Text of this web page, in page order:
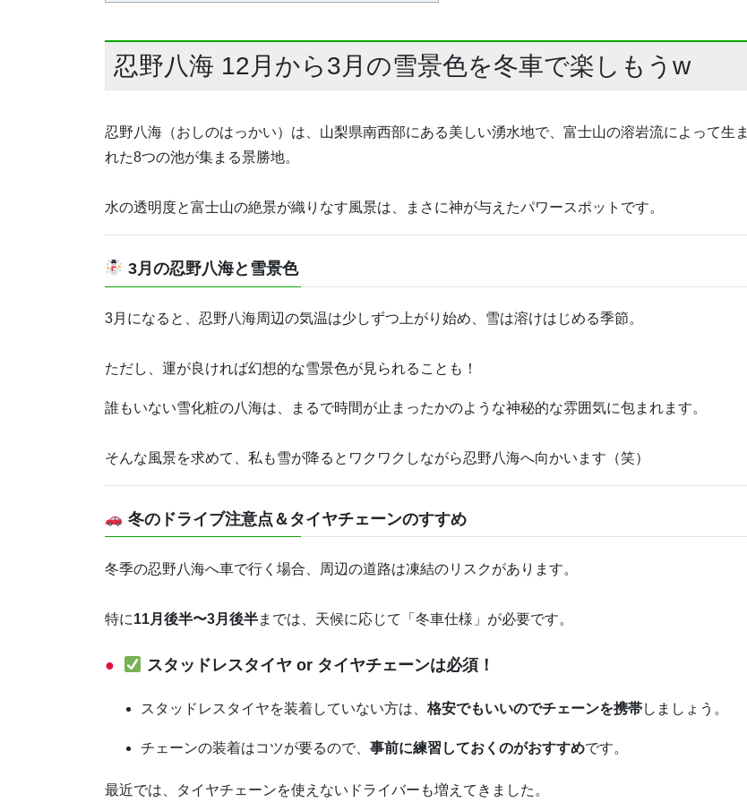
忍野八海 12月から3月の雪景色を冬車で楽しもうw
忍野八海（おしのはっかい）は、山梨県南西部にある美しい湧水地で、富士山の溶岩流によって生ま
れた8つの池が集まる景勝地。
水の透明度と富士山の絶景が織りなす風景は、まさに神が与えたパワースポットです。
3月の忍野八海と雪景色
3月になると、忍野八海周辺の気温は少しずつ上がり始め、雪は溶けはじめる季節。
ただし、運が良ければ幻想的な雪景色が見られることも！
誰もいない雪化粧の八海は、まるで時間が止まったかのような神秘的な雰囲気に包まれます。
そんな風景を求めて、私も雪が降るとワクワクしながら忍野八海へ向かいます（笑）
冬のドライブ注意点＆タイヤチェーンのすすめ
冬季の忍野八海へ車で行く場合、周辺の道路は凍結のリスクがあります。
特に11月後半〜3月後半までは、天候に応じて「冬車仕様」が必要です。
スタッドレスタイヤ or タイヤチェーンは必須！
スタッドレスタイヤを装着していない方は、 格安でもいいのでチェーンを携帯しましょう。
チェーンの装着はコツが要るので、 事前に練習しておくのがおすすめです。
最近では、タイヤチェーンを使えないドライバーも増えてきました。